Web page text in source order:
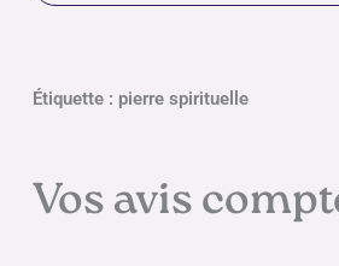
Étiquette : pierre spirituelle
Vos avis